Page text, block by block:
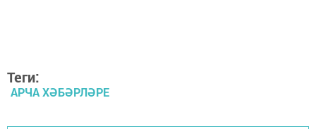
Теги:
АРЧА ХӘБӘРЛӘРЕ